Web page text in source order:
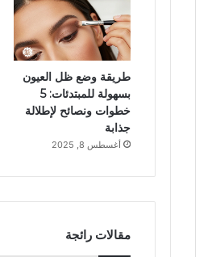
طريقة وضع ظل العيون
بسهولة للمبتدئات: 5
خطوات ونصائح لإطلالة
جذابة
أغسطس 8, 2025
مقالات رائجة